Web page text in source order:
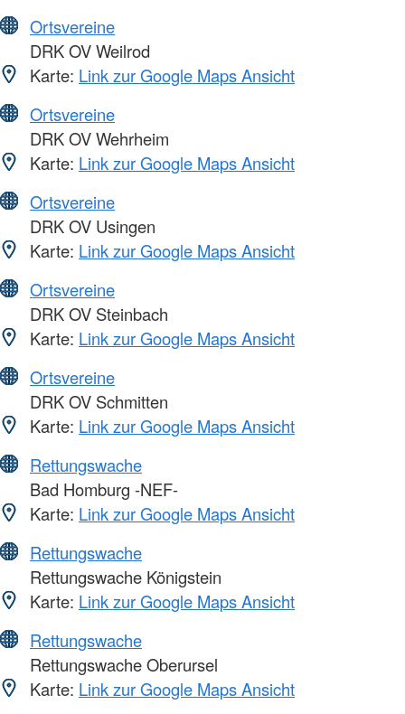
Ortsvereine
DRK OV Weilrod
Karte: Link zur Google Maps Ansicht
Ortsvereine
DRK OV Wehrheim
Karte: Link zur Google Maps Ansicht
Ortsvereine
DRK OV Usingen
Karte: Link zur Google Maps Ansicht
Ortsvereine
DRK OV Steinbach
Karte: Link zur Google Maps Ansicht
Ortsvereine
DRK OV Schmitten
Karte: Link zur Google Maps Ansicht
Rettungswache
Bad Homburg -NEF-
Karte: Link zur Google Maps Ansicht
Rettungswache
Rettungswache Königstein
Karte: Link zur Google Maps Ansicht
Rettungswache
Rettungswache Oberursel
Karte: Link zur Google Maps Ansicht